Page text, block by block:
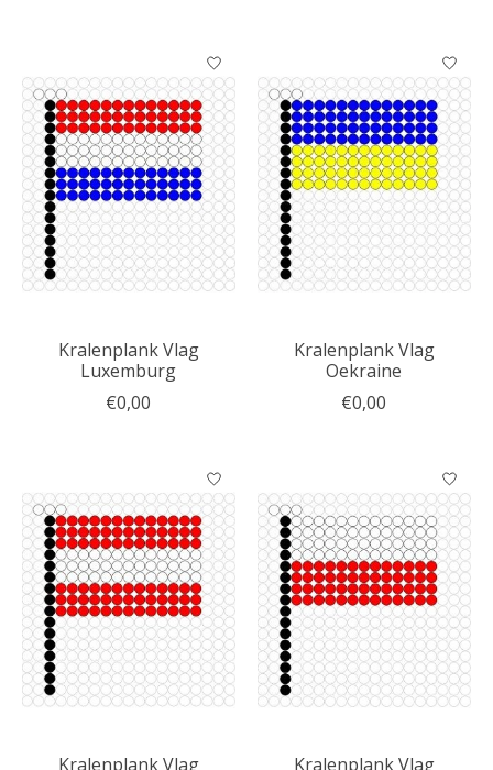
Kralenplank Vlag
Luxemburg
€0,00
Kralenplank Vlag
Oekraine
€0,00
Kralenplank Vlag Kralenplank Vlag